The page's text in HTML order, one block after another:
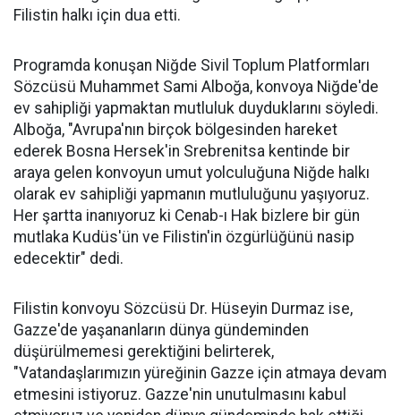
Filistin halkı için dua etti.
Programda konuşan Niğde Sivil Toplum Platformları
Sözcüsü Muhammet Sami Alboğa, konvoya Niğde'de
ev sahipliği yapmaktan mutluluk duyduklarını söyledi.
Alboğa, "Avrupa'nın birçok bölgesinden hareket
ederek Bosna Hersek'in Srebrenitsa kentinde bir
araya gelen konvoyun umut yolculuğuna Niğde halkı
olarak ev sahipliği yapmanın mutluluğunu yaşıyoruz.
Her şartta inanıyoruz ki Cenab-ı Hak bizlere bir gün
mutlaka Kudüs'ün ve Filistin'in özgürlüğünü nasip
edecektir" dedi.
Filistin konvoyu Sözcüsü Dr. Hüseyin Durmaz ise,
Gazze'de yaşananların dünya gündeminden
düşürülmemesi gerektiğini belirterek,
"Vatandaşlarımızın yüreğinin Gazze için atmaya devam
etmesini istiyoruz. Gazze'nin unutulmasını kabul